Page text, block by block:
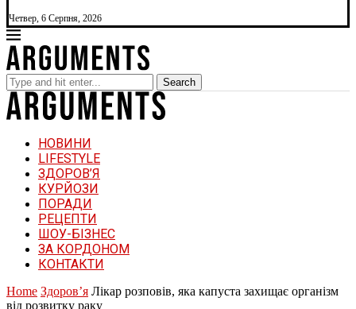
Четвер, 6 Серпня, 2026
Search
НОВИНИ
LIFESTYLE
ЗДОРОВ’Я
КУРЙОЗИ
ПОРАДИ
РЕЦЕПТИ
ШОУ-БІЗНЕС
ЗА КОРДОНОМ
КОНТАКТИ
Home Здоров’я Лікар розповів, яка капуста захищає організм
від розвитку раку